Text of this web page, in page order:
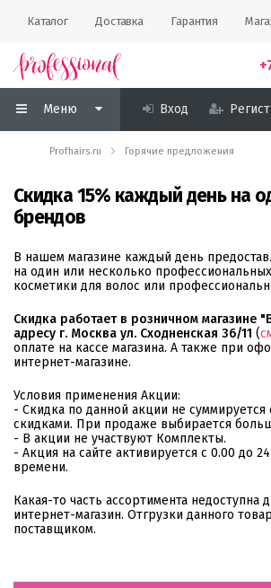
Каталог Доставка Гарантия
Меню Вход
Profhairs.ru Горячие предложения
Скидка 15% каждый день на
брендов
В нашем магазине каждый день
на один или несколько
косметики для волос или
Скидка работает в розничном магазине
адресу г. Москва ул. Сходненская 36/11 (
оплате на кассе магазина. А также при
интернет-магазине.
Условия применения Акции:
- Скидка по данной акции не суммируется
скидками. При продаже выбирается
- В акции не участвуют Комплекты.
- Акция на сайте активируется с 0.00 до
времени.
Какая-то часть ассортимента недоступна
интернет-магазин. Отгрузки данного
поставщиком.